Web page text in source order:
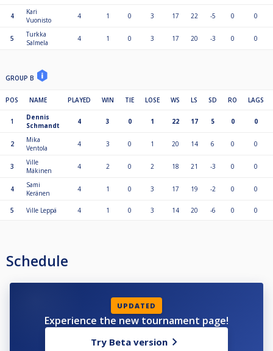
4
Kari
Vuonisto
4 1 0 3 17 22 -5 0 0
5
Turkka
Salmela
4 1 0 3 17 20 -3 0 0
GROUP B
POS NAME PLAYED WIN TIE LOSE WS LS SD RO LAGS
1
Dennis
Schmandt
4 3 0 1 22 17 5 0 0
2
Mika
Ventola
4 3 0 1 20 14 6 0 0
3
Ville
Mäkinen
4 2 0 2 18 21 -3 0 0
4
Sami
Keränen
4 1 0 3 17 19 -2 0 0
5 Ville Leppä 4 1 0 3 14 20 -6 0 0
Schedule
UPDATED
Experience the new tournament page!
Try Beta version